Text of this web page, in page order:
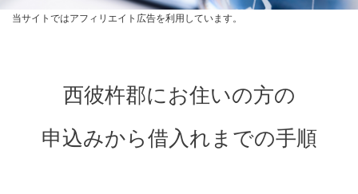
当サイトではアフィリエイト広告を利用しています。
西彼杵郡にお住いの方の
申込みから借入れまでの手順